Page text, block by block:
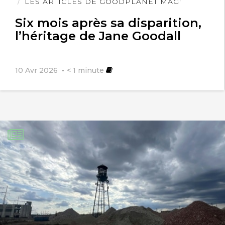
Six mois après sa disparition,
l’héritage de Jane Goodall
10 Avr 2026 < 1 minute